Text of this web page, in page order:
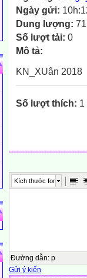
Ngày gửi:
Dung lượng:
Số lượt tải: 0
Mô tả:
KN_XUân 2018
Số lượt thích: 1
Kích thước font
Đường dẫn: p
Gửi ý kiến